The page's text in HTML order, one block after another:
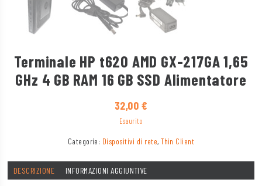
Terminale HP t620 AMD GX-217GA 1,65
GHz 4 GB RAM 16 GB SSD Alimentatore
32,00 €
Esaurito
Categorie: Dispositivi di rete,Thin Client
DESCRIZIONE INFORMAZIONI AGGIUNTIVE